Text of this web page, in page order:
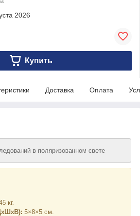
2026
Купить
Доставка Оплата
в поляризованном свете
кг.
5×8×5 см.